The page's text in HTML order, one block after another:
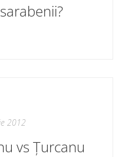
2012
vs Țurcanu